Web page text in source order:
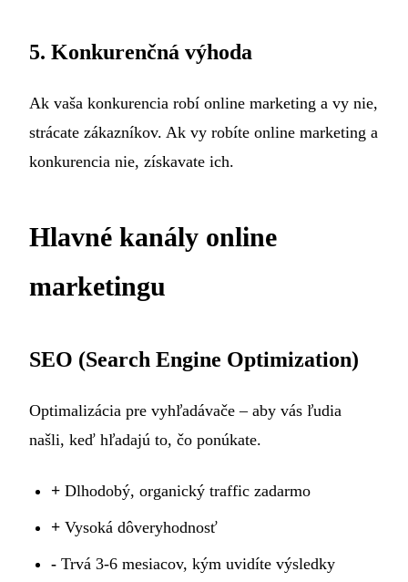
5. Konkurenčná výhoda
Ak vaša konkurencia robí online marketing a vy nie,
strácate zákazníkov. Ak vy robíte online marketing a
konkurencia nie, získavate ich.
Hlavné kanály online
marketingu
SEO (Search Engine Optimization)
Optimalizácia pre vyhľadávače – aby vás ľudia
našli, keď hľadajú to, čo ponúkate.
+ Dlhodobý, organický traffic zadarmo
+ Vysoká dôveryhodnosť
- Trvá 3-6 mesiacov, kým uvidíte výsledky